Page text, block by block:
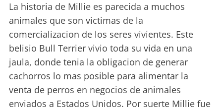
La historia de Millie es parecida a muchos
animales que son victimas de la
comercializacion de los seres vivientes. Este
belisio Bull Terrier vivio toda su vida en una
jaula, donde tenia la obligacion de generar
cachorros lo mas posible para alimentar la
venta de perros en negocios de animales
enviados a Estados Unidos. Por suerte Millie fue